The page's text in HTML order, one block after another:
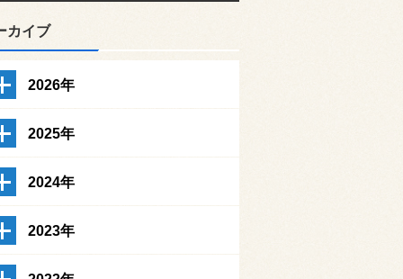
カイブ
2026年
2025年
2024年
2023年